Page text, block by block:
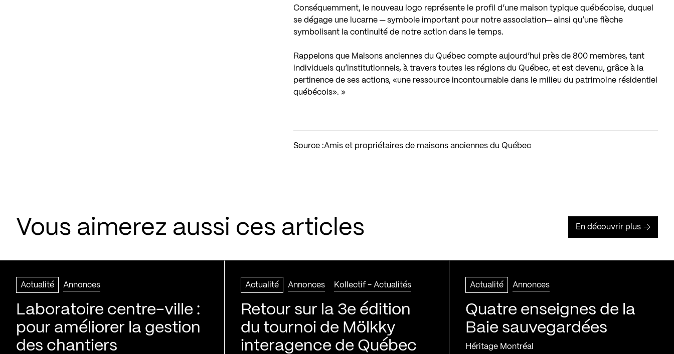
Conséquemment, le nouveau logo représente le profil d’une maison typique québécoise, duquel
se dégage une lucarne ─ symbole important pour notre association─ ainsi qu’une flèche
symbolisant la continuité de notre action dans le temps.
Rappelons que Maisons anciennes du Québec compte aujourd’hui près de 800 membres, tant
individuels qu’institutionnels, à travers toutes les régions du Québec, et est devenu, grâce à la
pertinence de ses actions, «une ressource incontournable dans le milieu du patrimoine résidentiel
québécois». »
Source :Amis et propriétaires de maisons anciennes du Québec
Vous aimerez aussi ces articles En découvrir plus
Actualité Annonces
Laboratoire centre-ville :
pour améliorer la gestion
des chantiers
Actualité Annonces Kollectif - Actualités
Retour sur la 3e édition
du tournoi de Mölkky
interagence de Québec
Actualité Annonces
Quatre enseignes de la
Baie sauvegardées
Héritage Montréal